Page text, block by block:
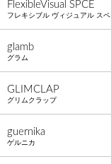
FlexibleVisual SPCE
フレキシブル ヴィジュアル スペ
glamb
グラム
GLIMCLAP
グリムクラップ
guernika
ゲルニカ